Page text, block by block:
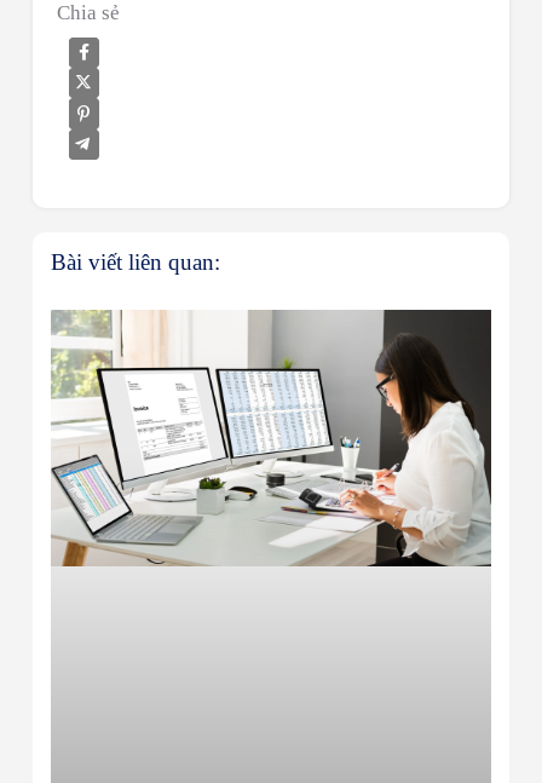
Chia sẻ
Bài viết liên quan: